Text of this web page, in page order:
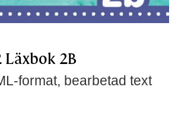
Läxbok 2B
format, bearbetad text